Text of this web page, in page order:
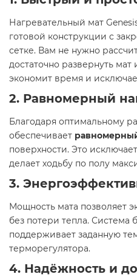
Нагревательный мат
готовой конструкции с
сетке. Вам не нужно
достаточно развернуть
экономит время и
2. Равномерный
Благодаря оптимальному
обеспечивает
поверхности. Это
делает ходьбу по полу
3.
Мощность мата позволяет
без потери тепла. Система
поддерживает заданную
терморегулятора.
4. Надёжность и